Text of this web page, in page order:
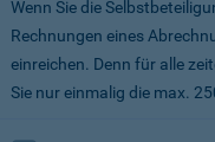
Wenn Sie die
Rechnungen eines
einreichen. Denn für alle
Sie nur einmalig die max.